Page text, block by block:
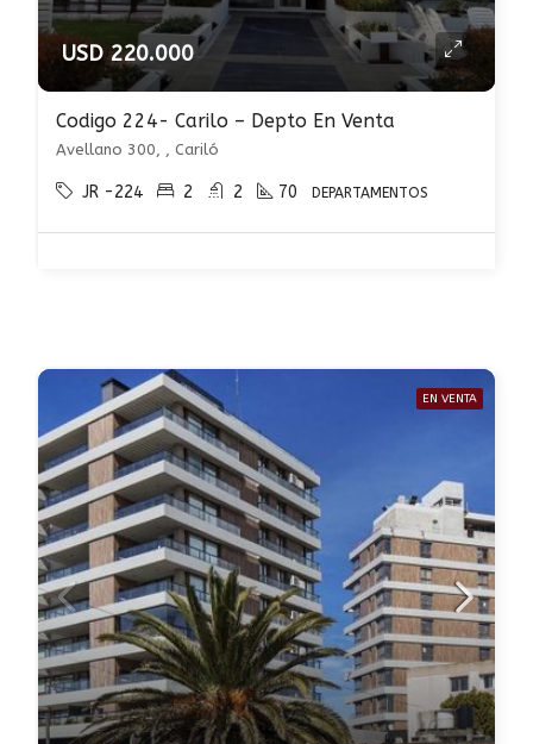
USD 220.000
Codigo 224- Carilo – Depto En Venta
Avellano 300, , Cariló
JR -224 2 2 70 DEPARTAMENTOS
EN VENTA